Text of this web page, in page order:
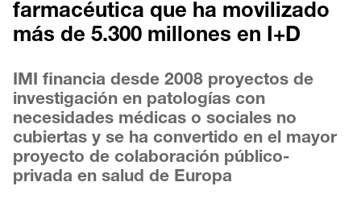
farmacéutica que ha movilizado
más de 5.300 millones en I+D
IMI financia desde 2008 proyectos de
investigación en patologías con
necesidades médicas o sociales no
cubiertas y se ha convertido en el mayor
proyecto de colaboración público-
privada en salud de Europa